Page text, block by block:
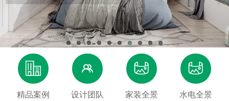

精品案例

设计团队

家装全景

水电全景